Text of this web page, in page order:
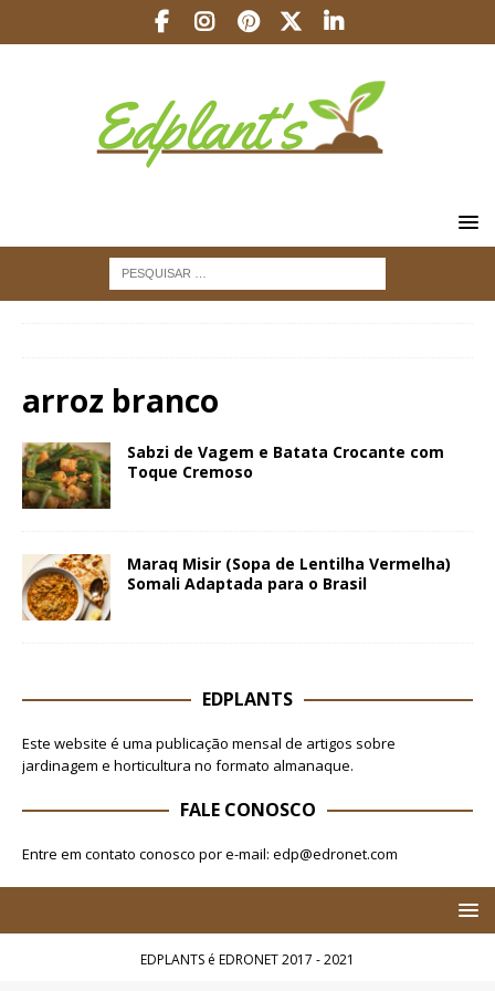
arroz branco
Sabzi de Vagem e Batata Crocante com
Toque Cremoso
Maraq Misir (Sopa de Lentilha Vermelha)
Somali Adaptada para o Brasil
EDPLANTS
Este website é uma publicação mensal de artigos sobre
jardinagem e horticultura no formato almanaque.
FALE CONOSCO
Entre em contato conosco por e-mail: edp@edronet.com
EDPLANTS é EDRONET 2017 - 2021